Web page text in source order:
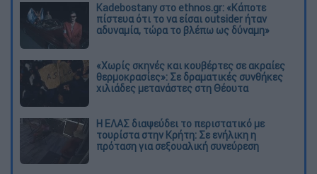
Kadebostany στο ethnos.gr: «Κάποτε
πίστευα ότι το να είσαι outsider ήταν
αδυναμία, τώρα το βλέπω ως δύναμη»
«Χωρίς σκηνές και κουβέρτες σε ακραίες
θερμοκρασίες»: Σε δραματικές συνθήκες
χιλιάδες μετανάστες στη Θέουτα
Η ΕΛΑΣ διαψεύδει το περιστατικό με
τουρίστα στην Κρήτη: Σε ενήλικη η
πρόταση για σεξουαλική συνεύρεση